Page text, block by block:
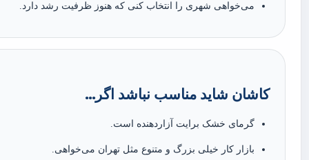
می‌خواهی شهری را انتخاب کنی که هنوز ظرفیت رشد دارد.
کاشان شاید مناسب نباشد اگر...
گرمای خشک برایت آزاردهنده است.
بازار کار خیلی بزرگ و متنوع مثل تهران می‌خواهی.